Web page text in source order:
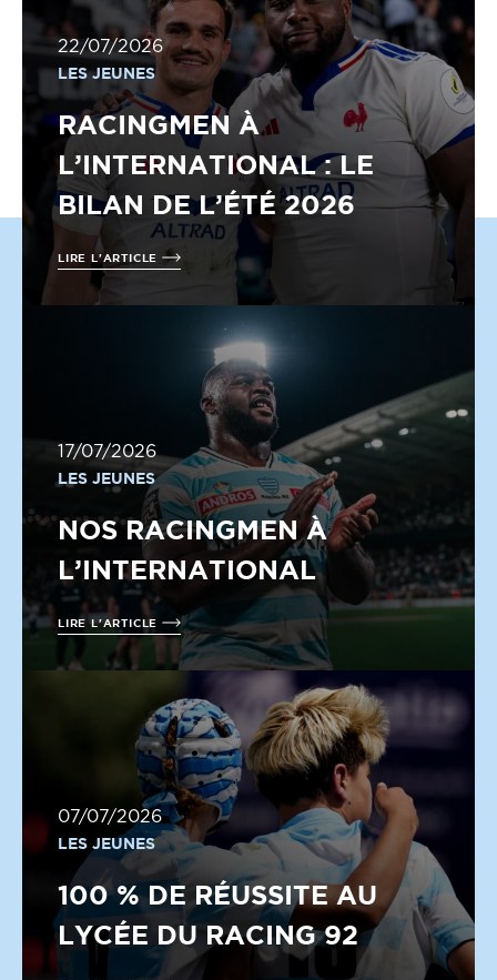
22/07/2026
LES JEUNES
RACINGMEN À
L’INTERNATIONAL : LE
BILAN DE L’ÉTÉ 2026
LIRE L'ARTICLE
17/07/2026
LES JEUNES
NOS RACINGMEN À
L’INTERNATIONAL
LIRE L'ARTICLE
07/07/2026
LES JEUNES
100 % DE RÉUSSITE AU
LYCÉE DU RACING 92